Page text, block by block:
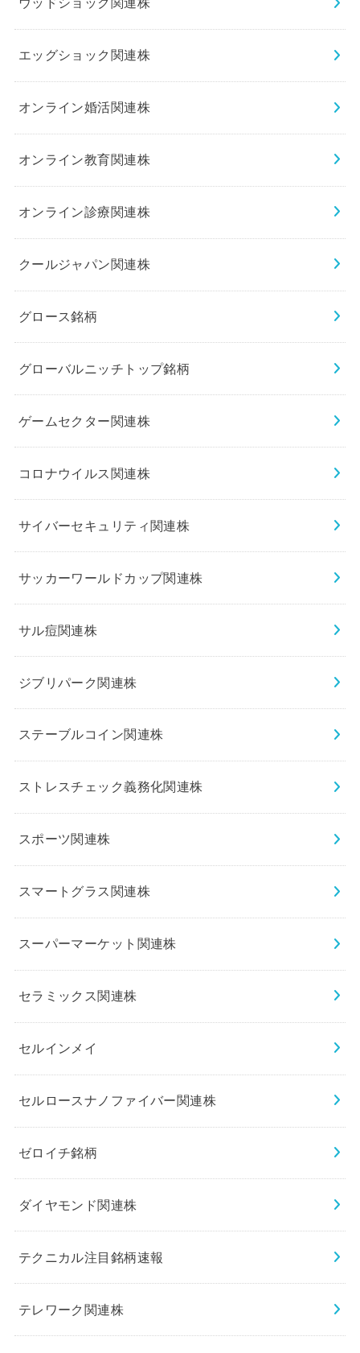
エッグショック関連株
オンライン婚活関連株
オンライン教育関連株
オンライン診療関連株
クールジャパン関連株
グロース銘柄
グローバルニッチトップ銘柄
ゲームセクター関連株
コロナウイルス関連株
サイバーセキュリティ関連株
サッカーワールドカップ関連株
サル痘関連株
ジブリパーク関連株
ステーブルコイン関連株
ストレスチェック義務化関連株
スポーツ関連株
スマートグラス関連株
スーパーマーケット関連株
セラミックス関連株
セルインメイ
セルロースナノファイバー関連株
ゼロイチ銘柄
ダイヤモンド関連株
テクニカル注目銘柄速報
テレワーク関連株